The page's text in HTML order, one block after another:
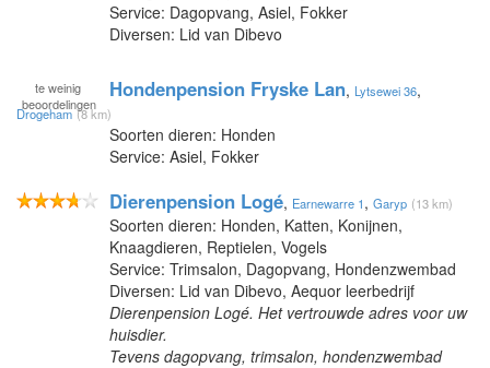
Service: Dagopvang, Asiel, Fokker
Diversen: Lid van Dibevo
te weinig
beoordelingen
Hondenpension Fryske Lan, Lytsewei 36,
Drogeham (8 km)
Soorten dieren: Honden
Service: Asiel, Fokker
Dierenpension Logé, Earnewarre 1, Garyp (13 km)
Soorten dieren: Honden, Katten, Konijnen,
Knaagdieren, Reptielen, Vogels
Service: Trimsalon, Dagopvang, Hondenzwembad
Diversen: Lid van Dibevo, Aequor leerbedrijf
Dierenpension Logé. Het vertrouwde adres voor uw
huisdier.
Tevens dagopvang, trimsalon, hondenzwembad